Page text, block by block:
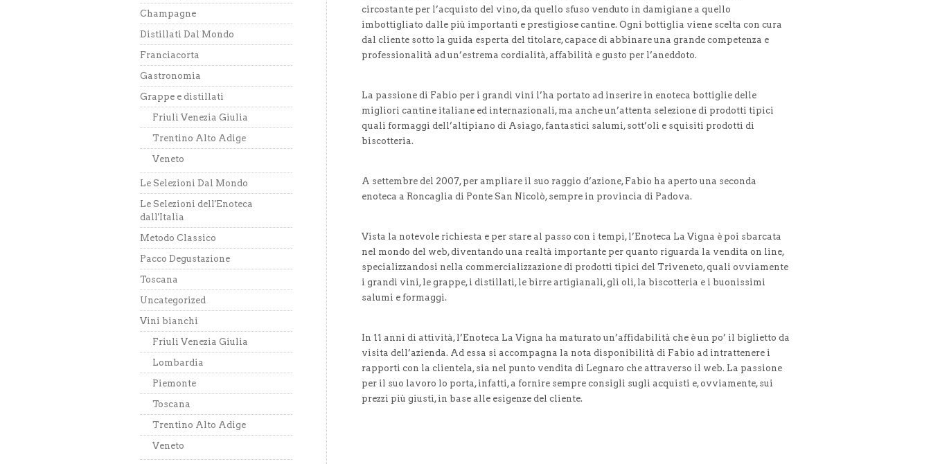
circostante per l’acquisto del vino, da quello sfuso venduto in damigiane a quello
imbottigliato dalle più importanti e prestigiose cantine. Ogni bottiglia viene scelta con cura
dal cliente sotto la guida esperta del titolare, capace di abbinare una grande competenza e
professionalità ad un’estrema cordialità, affabilità e gusto per l’aneddoto.
La passione di Fabio per i grandi vini l’ha portato ad inserire in enoteca bottiglie delle
migliori cantine italiane ed internazionali, ma anche un’attenta selezione di prodotti tipici
quali formaggi dell’altipiano di Asiago, fantastici salumi, sott’oli e squisiti prodotti di
biscotteria.
A settembre del 2007, per ampliare il suo raggio d’azione, Fabio ha aperto una seconda
enoteca a Roncaglia di Ponte San Nicolò, sempre in provincia di Padova.
Vista la notevole richiesta e per stare al passo con i tempi, l’Enoteca La Vigna è poi sbarcata
nel mondo del web, diventando una realtà importante per quanto riguarda la vendita on line,
specializzandosi nella commercializzazione di prodotti tipici del Triveneto, quali ovviamente
i grandi vini, le grappe, i distillati, le birre artigianali, gli oli, la biscotteria e i buonissimi
salumi e formaggi.
In 11 anni di attività, l’Enoteca La Vigna ha maturato un’affidabilità che è un po’ il biglietto da
visita dell’azienda. Ad essa si accompagna la nota disponibilità di Fabio ad intrattenere i
rapporti con la clientela, sia nel punto vendita di Legnaro che attraverso il web. La passione
per il suo lavoro lo porta, infatti, a fornire sempre consigli sugli acquisti e, ovviamente, sui
prezzi più giusti, in base alle esigenze del cliente.
Champagne
Distillati Dal Mondo
Franciacorta
Gastronomia
Grappe e distillati
Friuli Venezia Giulia
Trentino Alto Adige
Veneto
Le Selezioni Dal Mondo
Le Selezioni dell'Enoteca
dall'Italia
Metodo Classico
Pacco Degustazione
Toscana
Uncategorized
Vini bianchi
Friuli Venezia Giulia
Lombardia
Piemonte
Toscana
Trentino Alto Adige
Veneto